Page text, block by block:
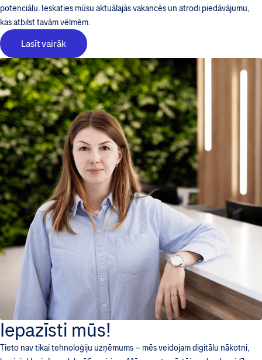
potenciālu. Ieskaties mūsu aktuālajās vakancēs un atrodi piedāvājumu,
kas atbilst tavām vēlmēm.
Lasīt vairāk
Iepazīsti mūs!
Tieto nav tikai tehnoloģiju uzņēmums – mēs veidojam digitālu nākotni,